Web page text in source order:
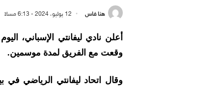
هنا فاس 12 يوليو، 2024 - 6:13 مساءً
أعلن نادي ليفانتي الإسباني،
وقعت مع الفريق لمدة موسمين.
وقال اتحاد ليفانتي الرياضي في